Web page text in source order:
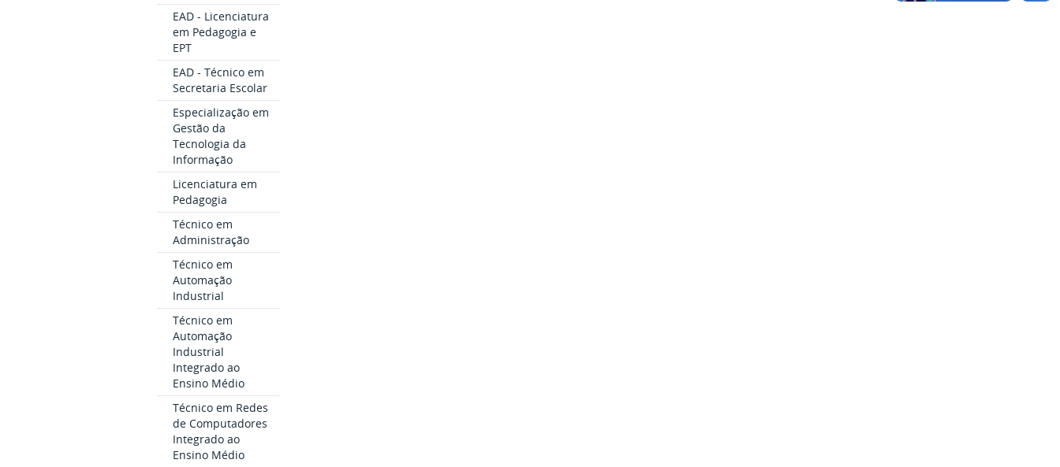
EAD - Licenciatura
em Pedagogia e
EPT
EAD - Técnico em
Secretaria Escolar
Especialização em
Gestão da
Tecnologia da
Informação
Licenciatura em
Pedagogia
Técnico em
Administração
Técnico em
Automação
Industrial
Técnico em
Automação
Industrial
Integrado ao
Ensino Médio
Técnico em Redes
de Computadores
Integrado ao
Ensino Médio